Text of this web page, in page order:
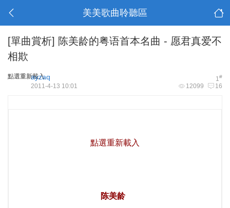
美美歌曲聆聽區
[單曲賞析] 陈美龄的粤语首本名曲 - 愿君真爱不
相欺
點選重新載入 1#
ayzaq
12099 16
2011-4-13 10:01
點選重新載入
陈美龄